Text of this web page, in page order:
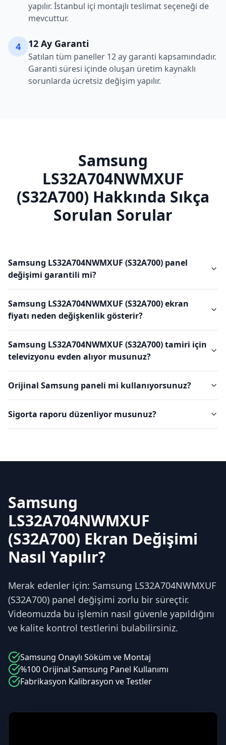
yapılır. İstanbul içi montajlı teslimat seçeneği de
mevcuttur.
4 12 Ay Garanti
Satılan tüm paneller 12 ay garanti kapsamındadır.
Garanti süresi içinde oluşan üretim kaynaklı
sorunlarda ücretsiz değişim yapılır.
Samsung
LS32A704NWMXUF
(S32A700) Hakkında Sıkça
Sorulan Sorular
Samsung LS32A704NWMXUF (S32A700) panel
değişimi garantili mi?
Samsung LS32A704NWMXUF (S32A700) ekran
fiyatı neden değişkenlik gösterir?
Samsung LS32A704NWMXUF (S32A700) tamiri için
televizyonu evden alıyor musunuz?
Orijinal Samsung paneli mi kullanıyorsunuz?
Sigorta raporu düzenliyor musunuz?
Samsung
LS32A704NWMXUF
(S32A700) Ekran Değişimi
Nasıl Yapılır?
Merak edenler için: Samsung LS32A704NWMXUF
(S32A700) panel değişimi zorlu bir süreçtir.
Videomuzda bu işlemin nasıl güvenle yapıldığını
ve kalite kontrol testlerini bulabilirsiniz.
Samsung Onaylı Söküm ve Montaj
%100 Orijinal Samsung Panel Kullanımı
Fabrikasyon Kalibrasyon ve Testler